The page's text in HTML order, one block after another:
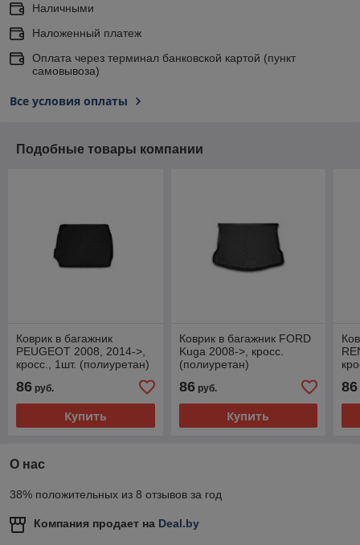
Наличными
Наложенный платеж
Оплата через терминал банковской картой (пункт
самовывоза)
Все условия оплаты
Подобные товары компании
Коврик в багажник
PEUGEOT 2008, 2014->,
кросс., 1шт. (полиуретан)
86 руб.
Купить
Коврик в багажник FORD
Kuga 2008->, кросс.
(полиуретан)
86руб.
Купить
86
О нас
38% положительных из 8 отзывов за год
Компания продает на Deal.by